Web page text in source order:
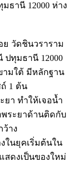
ธานี 12000 ห่าง
ย วัดชินวราราม
ปทุมธานี 12000
ามใต้ มีหลักฐาน
1 ต้น
ยา ทำให้เจอน้ำ
พระยาด้านติดกับ
าง
ในยุคเริ่มต้นใน
สดงเป็นของใหม่